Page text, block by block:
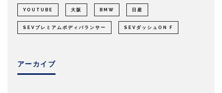
YOUTUBE 大阪 BMW 日産
SEVプレミアムボディバランサー SEVダッシュON F
アーカイブ